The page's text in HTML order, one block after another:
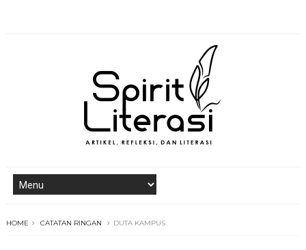
HOME CATATAN RINGAN DUTA KAMPUS